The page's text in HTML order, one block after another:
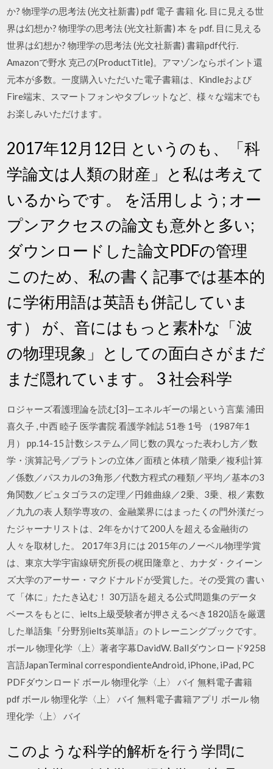
か? 物理学の思考法 (光文社新書) pdf 電子 書籍 化. 目に見える世
界は幻想か? 物理学の思考法 (光文社新書) 本 を pdf. 目に見える
世界は幻想か? 物理学の思考法 (光文社新書) 書籍pdf代行.
Amazonで野水 克己の{ProductTitle}。アマゾンならポイント還
元本が多数。一度購入いただいた電子書籍は、Kindleおよび
Fire端末、スマートフォンやタブレットなど、様々な端末でも
お楽しみいただけます。
2017年12月12日 というのも、「科
学論文は人類の財産」と私は考えて
いるからです。 を活用しよう; オー
プンアクセスの論文も意外と多い;
ダウンロードした論文PDFの管理
このため、私の書く記事では基本的
に学術用語は英語も併記していま
す） が、音にはもっと素朴な「波
の物理現象」としての面白さがまだ
まだ隠れています。 3 社会科学
ロジャーズ看護理論を読む[3]—エネルギーの場という言葉 浦田
喜久子 , 中西 睦子 医学書院 看護学雑誌 51巻 1号 （1987年1
月） pp.14-15 計数システム／同じ数の異なった表わし方／数
学・演算記号／プラトンの立体／面積と体積／階乗／複利計算
／係数／パスカルの3角形／代数方程式の種類／平均／基本の3
角関数／ピュタゴラスの定理／円錐曲線／2乗、3乗、根／素数
／九九の表 人類学専攻の、金融業界にはまったくの門外漢だっ
たジャーナリストは、2年をかけて200人を超える金融街の
人々を取材した。 2017年3月には 2015年のノーベル物理学賞
は、東京大学宇宙線研究所長の梶田隆章と、カナダ・クイーン
ズ大学のアーサー・マクドナルドが受賞した。その受賞の 書い
て「体に」たたき込む！ 30万語を超える公式問題集のデータ
ベースをもとに、ielts上級受験者が押さえるべき1820語を厳選
した単語集『分野別ielts英単語』のトレーニングブックです。
ボール 物理化学〈上〉著者字幕DavidW. Ballダウンロード9258
言語JapanTerminal correspondienteAndroid, iPhone, iPad, PC
PDFダウンロード ボール 物理化学〈上〉 バイ 無料電子書籍
pdf ボール 物理化学〈上〉 バイ 無料電子書籍アプリ ボール 物
理化学〈上〉 バイ
このような科学的解析を行う学問に